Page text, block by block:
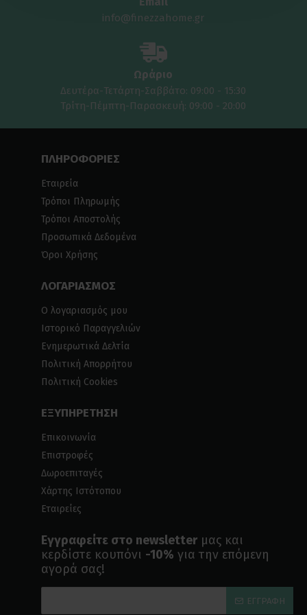
info@finezzahome.gr
Ωράριο
Δευτέρα-Τετάρτη-Σαββάτο: 09:00 - 15:30
Τρίτη-Πέμπτη-Παρασκευή: 09:00 - 20:00
ΠΛΗΡΟΦΟΡΙΕΣ
Εταιρεία
Τρόποι Πληρωμής
Τρόποι Αποστολής
Προσωπικά Δεδομένα
Όροι Χρήσης
ΛΟΓΑΡΙΑΣΜΟΣ
Ο λογαριασμός μου
Ιστορικό Παραγγελιών
Ενημερωτικά Δελτία
Πολιτική Απορρήτου
Πολιτική Cookies
ΕΞΥΠΗΡΕΤΗΣΗ
Επικοινωνία
Επιστροφές
Δωροεπιταγές
Χάρτης Ιστότοπου
Εταιρείες
Εγγραφείτε στο newsletter μας και
κερδίστε κουπόνι -10% για την επόμενη
αγορά σας!
ΕΓΓΡΑΦΉ